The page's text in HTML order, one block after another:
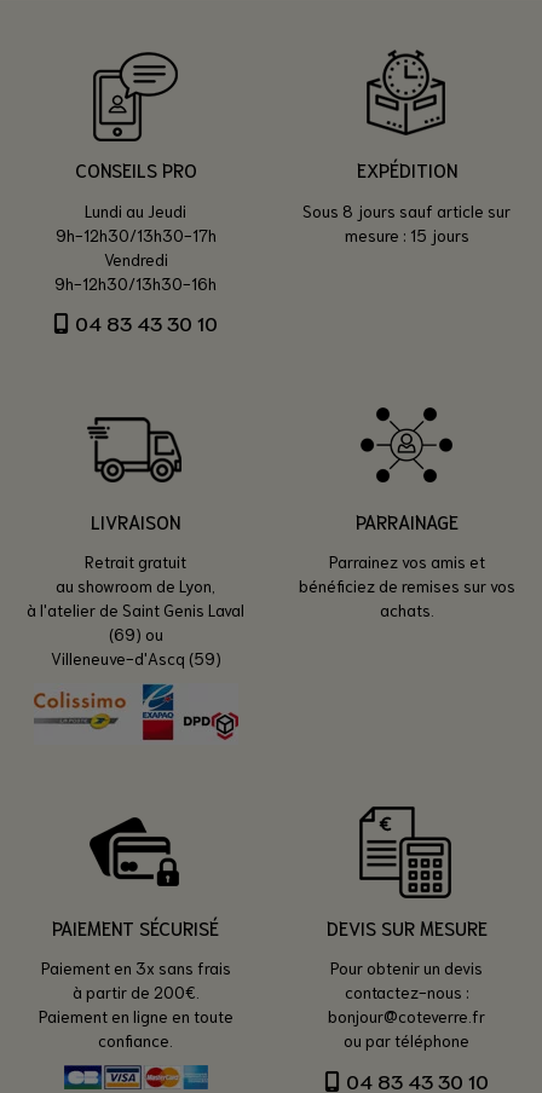
CONSEILS PRO
Lundi au Jeudi
9h-12h30/13h30-17h
Vendredi
9h-12h30/13h30-16h
04 83 43 30 10
EXPÉDITION
Sous 8 jours sauf article sur
mesure : 15 jours
LIVRAISON
Retrait gratuit
au showroom de Lyon,
à l'atelier de Saint Genis Laval
(69) ou
Villeneuve-d'Ascq (59)
PARRAINAGE
Parrainez vos amis et
bénéficiez de remises sur vos
achats.
PAIEMENT SÉCURISÉ
Paiement en 3x sans frais
à partir de 200€.
Paiement en ligne en toute
confiance.
DEVIS SUR MESURE
Pour obtenir un devis
contactez-nous :
bonjour@coteverre.fr
ou par téléphone
04 83 43 30 10